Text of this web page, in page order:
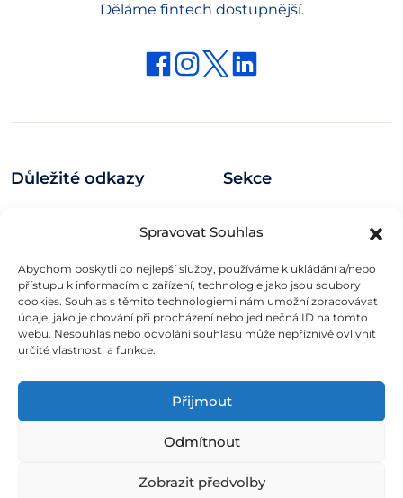
Spravovat Souhlas
Abychom poskytli co nejlepší služby, používáme k ukládání a/nebo
přístupu k informacím o zařízení, technologie jako jsou soubory
cookies. Souhlas s těmito technologiemi nám umožní zpracovávat
údaje, jako je chování při procházení nebo jedinečná ID na tomto
webu. Nesouhlas nebo odvolání souhlasu může nepříznivě ovlivnit
určité vlastnosti a funkce.
Přijmout
Odmítnout
Zobrazit předvolby
Děláme fintech dostupnější.
Důležité odkazy
Zásady ochrany osobních
údajů
Podmínky užívání
Sekce
Recenze
Jobs
Eventy
O nás